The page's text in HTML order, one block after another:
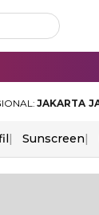
JAKARTA
Sunscreen